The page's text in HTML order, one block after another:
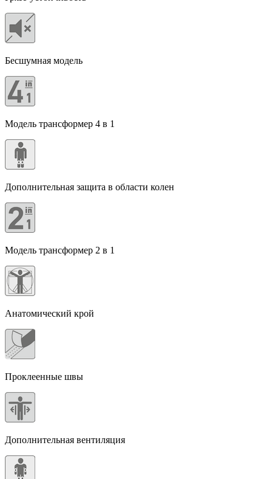
Бесшумная модель
Модель трансформер 4 в 1
Дополнительная защита в области колен
Модель трансформер 2 в 1
Анатомический крой
Проклеенные швы
Дополнительная вентиляция